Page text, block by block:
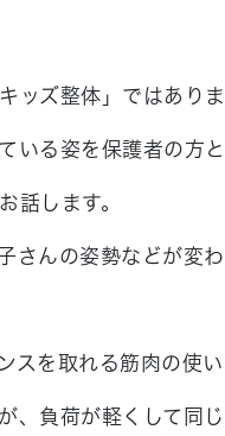
ッズ整体」ではありま
いる姿を保護者の方
話します。
さんの姿勢などが変
スを取れる筋肉の使
、負荷が軽くして同